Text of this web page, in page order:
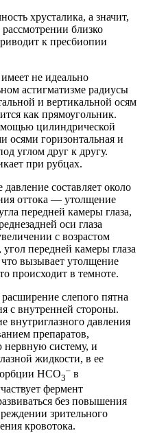
хрусталика, а значит,
близко
к пресбиопии
не идеально
астигматизме радиусы
и вертикальной осям
как прямоугольник.
цилиндрической
осями горизонтальная и
углом друг к другу.
при рубцах.
составляет около
оттока — утолщение
передней камеры глаза,
оси глаза
с возрастом
передней камеры глаза
вызывает утолщение
происходит в темноте.
слепого пятна
с внутренней стороны.
давления
препаратов,
систему, и
жидкости, в ее
HCO3
– в
фермент
без повышения
зрительного
кровотока.